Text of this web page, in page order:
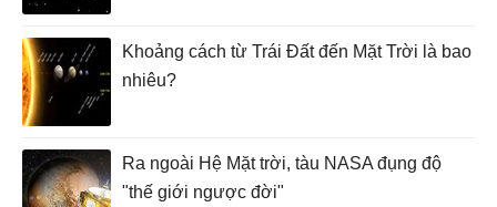
Khoảng cách từ Trái Đất đến Mặt Trời là bao
nhiêu?
Ra ngoài Hệ Mặt trời, tàu NASA đụng độ
"thế giới ngược đời"